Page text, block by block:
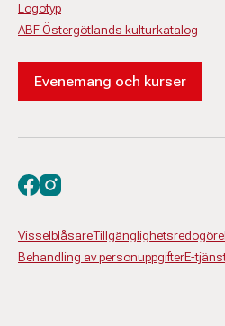
Logotyp
ABF Östergötlands kulturkatalog
Evenemang och kurser
Visselblåsare
Behandling av personuppgifterE-
Besök oss på facebook
Besök oss på instagram